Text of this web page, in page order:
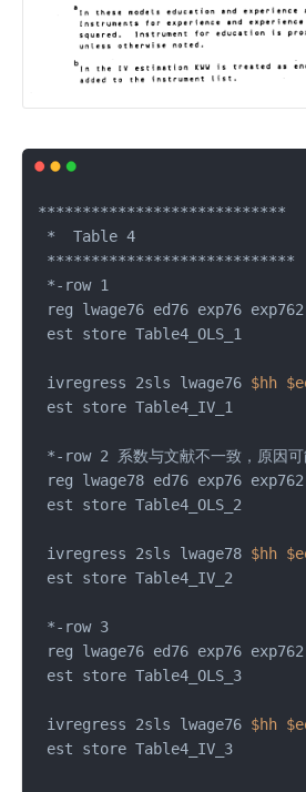
****************************
*  Table 4
****************************
*-row 1
reg lwage76 ed76 exp76 exp762
est store Table4_OLS_1
ivregress 2sls lwage76 $hh
est store Table4_IV_1
*-row 2 系数与文献不一致，原因可
reg lwage78 ed76 exp76 exp762
est store Table4_OLS_2
ivregress 2sls lwage78 $hh
est store Table4_IV_2
*-row 3
reg lwage76 ed76 exp76 exp762
est store Table4_OLS_3
ivregress 2sls lwage76 $hh
est store Table4_IV_3